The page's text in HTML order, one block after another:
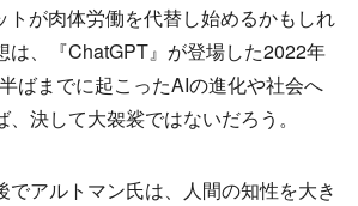
トが肉体労働を代替し始めるかもしれ
は、『ChatGPT』が登場した2022年
ばまでに起こったAIの進化や社会へ
決して大袈裟ではないだろう。
アルトマン氏は、人間の知性を大き